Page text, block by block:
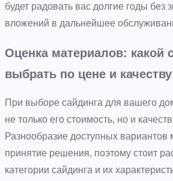
будет радовать вас долгие годы без
вложений в дальнейшее
Оценка материалов: какой
выбрать по цене и качеству
При выборе сайдинга для вашего
не только его стоимость, но и
Разнообразие доступных вариантов
принятие решения, поэтому стоит
категории сайдинга и их